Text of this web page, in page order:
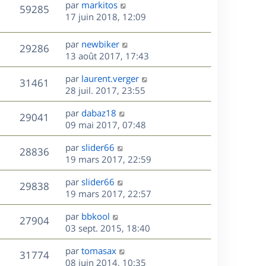
n
i
e
r
m
e
s
s
a
g
e
59285V
u
e
D
e
n
i
e
r
m
e
s
s
a
g
e
par markitos
17 juin 2018, 12:09
29286V
u
D
e
r
n
i
e
r
m
e
s
s
a
g
e
par newbiker
13 août 2017, 17:43
31461
u
D
e
r
n
i
e
r
m
e
s
s
a
g
e
par laurent.verger
28 juil. 2017, 23:55
29041
u
e
s
D
e
r
n
i
e
r
m
e
s
s
a
g
par dabaz18
09 mai 2017, 07:48
28836V
u
e
D
e
r
n
i
e
r
m
e
s
par slider66
19 mars 2017, 22:59
29838V
u
D
e
r
n
i
e
r
par slider66
19 mars 2017, 22:57
27904V
u
D
e
r
n
i
par bbkool
03 sept. 2015, 18:40
31774V
D
e
par tomasax
08 juin 2014, 10:35